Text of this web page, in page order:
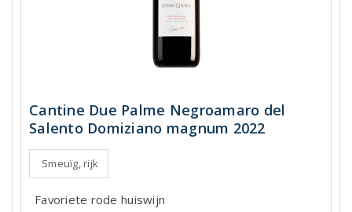
Cantine Due Palme Negroamaro del
Salento Domiziano magnum 2022
Smeuïg, rijk
Favoriete rode huiswijn